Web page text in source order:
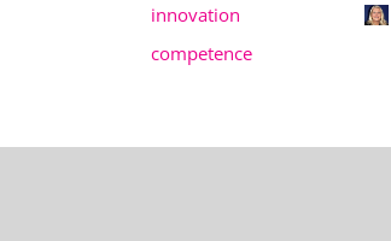
innovation
competence